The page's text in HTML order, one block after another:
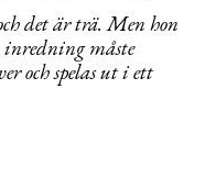
det är trä. Men hon
inredning måste
och spelas ut i ett